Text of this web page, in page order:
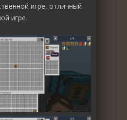
игре, отличный
игре.